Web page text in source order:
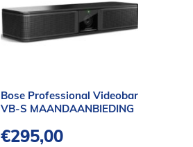
Bose Professional Videobar
VB-S MAANDAANBIEDING
€295,00